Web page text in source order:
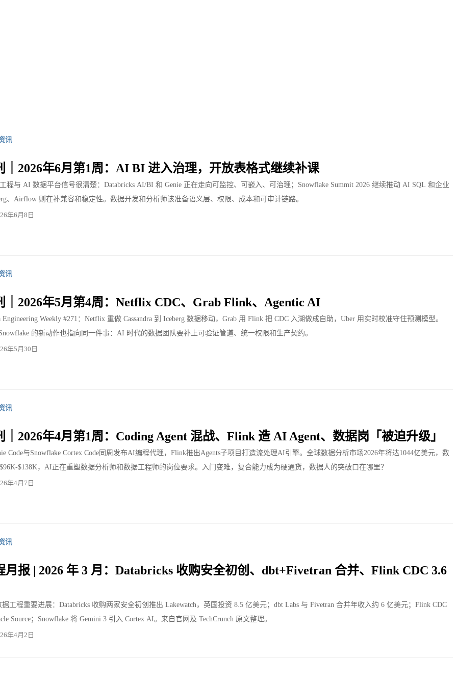
讯
｜2026年6月第1周：AI BI 进入治理，开放表格式继续补课
程与 AI 数据平台信号很清楚：Databricks AI/BI 和 Genie 正在走向可监控、可嵌入、可治理；Snowflake Summit 2026 继续推动 AI SQL 和企业
、Airflow 则在补兼容和稳定性。数据开发和分析师该准备语义层、权限、成本和可审计链路。
年6月8日
讯
｜2026年5月第4周：Netflix CDC、Grab Flink、Agentic AI
Weekly #271：Netflix 重做 Cassandra 到 Iceberg 数据移动，Grab 用 Flink 把 CDC 入湖做成自助，Uber 用实时校准守住预测模型。
的新动作也指向同一件事：AI 时代的数据团队要补上可验证管道、统一权限和生产契约。
年5月30日
讯
｜2026年4月第1周：Coding Agent 混战、Flink 造 AI Agent、数据岗「被迫升级」
Code与Snowflake Cortex Code同周发布AI编程代理，Flink推出Agents子项目打造流处理AI引擎。全球数据分析市场2026年将达1044亿美元，数
$138K，AI正在重塑数据分析师和数据工程师的岗位要求。入门变难，复合能力成为硬通货，数据人的突破口在哪里？
年4月7日
讯
月报 | 2026 年 3 月：Databricks 收购安全初创、dbt+Fivetran 合并、Flink CDC 3.6
据工程重要进展：Databricks 收购两家安全初创推出 Lakewatch，英国投资 8.5 亿美元；dbt Labs 与 Fivetran 合并年收入约 6 亿美元；Flink CDC
Source；Snowflake 将 Gemini 3 引入 Cortex AI。来自官网及 TechCrunch 原文整理。
年4月2日